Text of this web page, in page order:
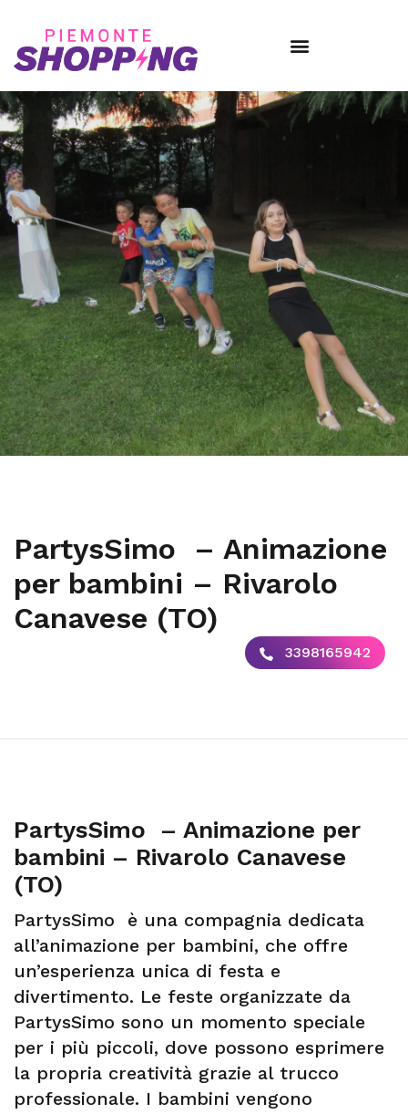
PartysSimo – Animazione
per bambini – Rivarolo
Canavese (TO)
3398165942
PartysSimo – Animazione per
bambini – Rivarolo Canavese
(TO)
PartysSimo è una compagnia dedicata
all’animazione per bambini, che offre
un’esperienza unica di festa e
divertimento. Le feste organizzate da
PartysSimo sono un momento speciale
per i più piccoli, dove possono esprimere
la propria creatività grazie al trucco
professionale. I bambini vengono